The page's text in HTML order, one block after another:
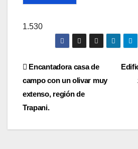
1.530
Navegación
de
entradas
Encantadora casa de
campo con un olivar muy
extenso, región de
Trapani.